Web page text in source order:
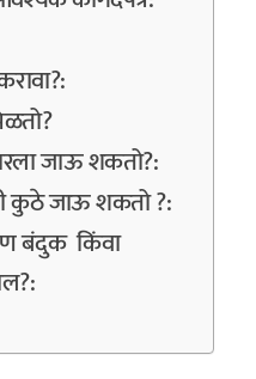
जाऊ शकतो?:
कुठे जाऊ शकतो ?:
बंदुक किंवा